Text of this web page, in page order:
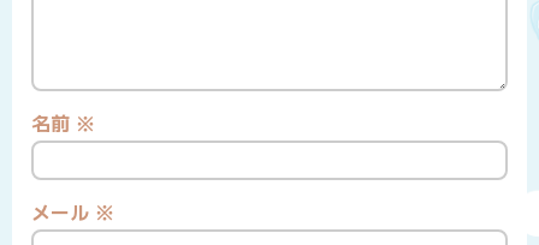
名前 ※
メール ※